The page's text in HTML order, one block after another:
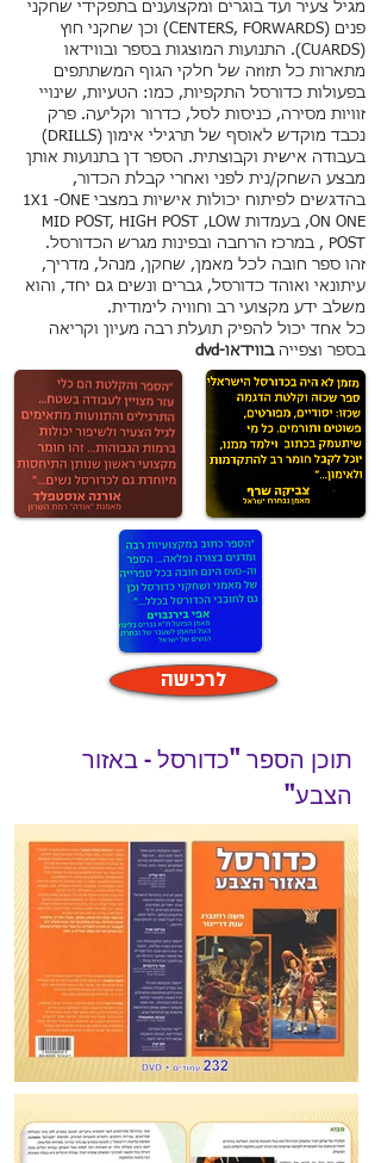
מגיל צעיר ועד בוגרים ומקצוענים בתפקידי שחקני
פנים (CENTERS, FORWARDS) וכן שחקני חוץ
(CUARDS). התנועות המוצגות בספר ובווידאו
מתארות כל תזוזה של חלקי הגוף המשתתפים
בפעולות כדורסל התקפיות, כמו: הטעיות, שינויי
זוויות מסירה, כניסות לסל, כדרור וקליעה. פרק
נכבד מוקדש לאוסף של תרגילי אימון (DRILLS)
בעבודה אישית וקבוצתית. הספר דן בתנועות אותן
מבצע השחק/נית לפני ואחרי קבלת הכדור,
בהדגשים לפיתוח יכולות אישיות במצבי 1X1 -ONE
ON ONE, בעמדות MID POST, HIGH POST ,LOW
POST , במרכז הרחבה ובפינות מגרש הכדורסל.
זהו ספר חובה לכל מאמן, שחקן, מנהל, מדריך,
עיתונאי ואוהד כדורסל, גברים ונשים גם יחד, והוא
משלב ידע מקצועי רב וחוויה לימודית.
כל אחד יכול להפיק תועלת רבה מעיון וקריאה
בספר וצפייהבווידאו-dvd
לרכישה
תוכן הספר "כדורסל - באזור
הצבע"